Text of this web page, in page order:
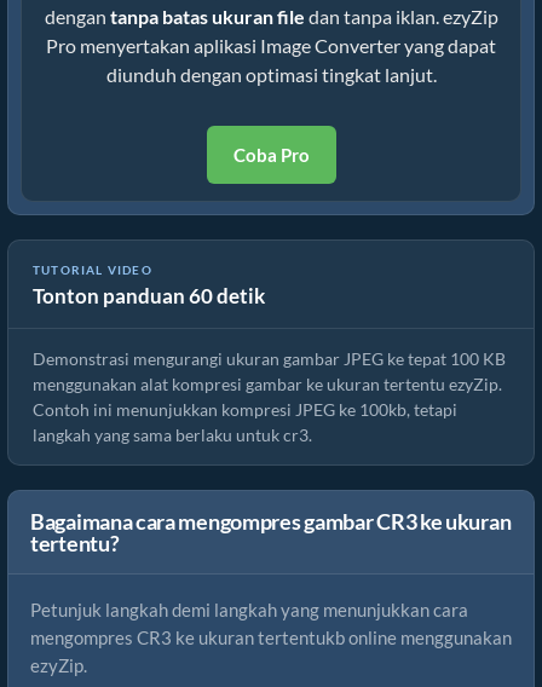
dengan tanpa batas ukuran file dan tanpa iklan. ezyZip
Pro menyertakan aplikasi Image Converter yang dapat
diunduh dengan optimasi tingkat lanjut.
Coba Pro
TUTORIAL VIDEO
Tonton panduan 60 detik
Cara Mengompres cr3 ke Ukuran Tertentu
Demonstrasi mengurangi ukuran gambar JPEG ke tepat 100 KB
menggunakan alat kompresi gambar ke ukuran tertentu ezyZip.
Contoh ini menunjukkan kompresi JPEG ke 100kb, tetapi
langkah yang sama berlaku untuk cr3.
Bagaimana cara mengompres gambar CR3 ke ukuran
tertentu?
Petunjuk langkah demi langkah yang menunjukkan cara
mengompres CR3 ke ukuran tertentukb online menggunakan
ezyZip.